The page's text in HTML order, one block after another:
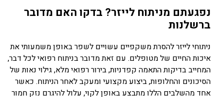
נפגעתם מניתוח לייזר? בדקו האם מדובר
ברשלנות
ניתוחי לייזר להסרת משקפיים עשויים לשפר באופן משמעותי את
איכות החיים של מטופלים. עם זאת מדובר בניתוח רפואי לכל דבר,
המחייב בדיקות התאמה קפדניות, בירור רפואי מלא, גילוי נאות של
הסיכונים והחלופות, ביצוע מקצועי ומעקב לאחר הניתוח. כאשר
אחד מהשלבים הללו מתבצע באופן לקוי, עלול להיגרם נזק חמור